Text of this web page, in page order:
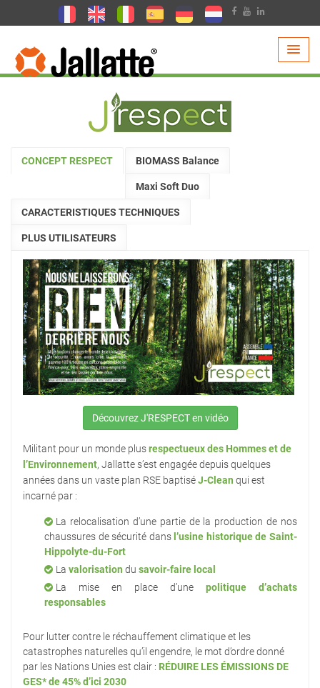
PRODUITS > TECHNOLOGIE >
CONCEPT RESPECT BIOMASS Balance
Maxi Soft Duo
CARACTERISTIQUES TECHNIQUES
PLUS UTILISATEURS
Découvrez J'RESPECT en vidéo
Militant pour un monde plusrespectueux des Hommes et de
l’Environnement, Jallatte s’est engagée depuis quelques
années dans un vaste plan RSE baptiséJ-Clean qui est
incarné par :
La relocalisation d’une partie de la production de nos
chaussures de sécurité dans l’usine historique de Saint-
Hippolyte-du-Fort
La valorisation du savoir-faire local
La mise en place d’une politique d’achats
responsables
Pour lutter contre le réchauffement climatique et les
catastrophes naturelles qu’il engendre, le mot d’ordre donné
par les Nations Unies est clair : RÉDUIRE LES ÉMISSIONS DE
GES* de 45% d’ici 2030